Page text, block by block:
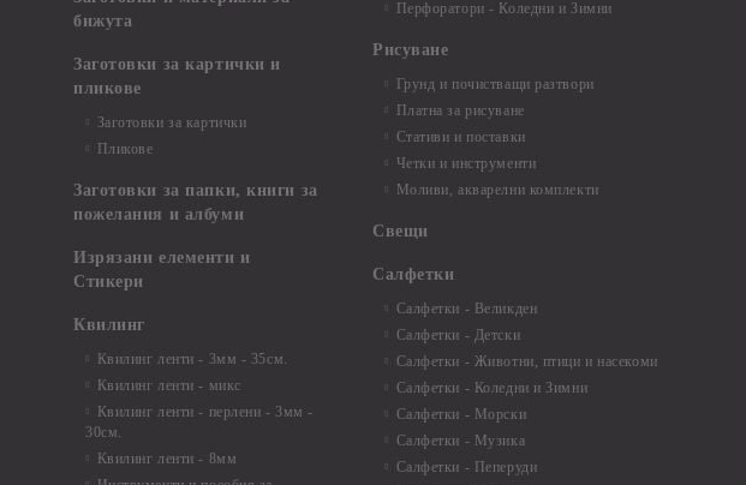
бижута
Заготовки за картички и
пликове
Заготовки за картички
Пликове
Заготовки за папки, книги за
пожелания и албуми
Изрязани елементи и
Стикери
Квилинг
Квилинг ленти - 3мм - 35см.
Квилинг ленти - микс
Квилинг ленти - перлени - 3мм -
30см.
Квилинг ленти - 8мм
Перфоратори - Коледни и Зимни
Рисуване
Грунд и почистващи разтвори
Платна за рисуване
Стативи и поставки
Четки и инструменти
Моливи, акварелни комплекти
Свещи
Салфетки
Салфетки - Великден
Салфетки - Детски
Салфетки - Животни, птици и насекоми
Салфетки - Коледни и Зимни
Салфетки - Морски
Салфетки - Музика
Салфетки - Пеперуди